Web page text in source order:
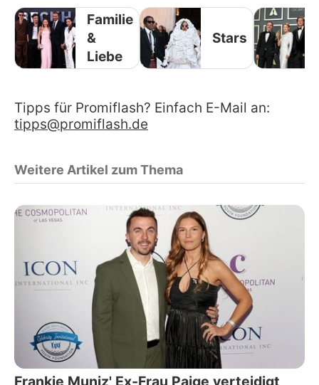
Familie
&
Liebe
Stars
Tipps für Promiflash? Einfach E-Mail an:
tipps@promiflash.de
Weitere Artikel zum Thema
Frankie Muniz' Ex-Frau Paige verteidigt